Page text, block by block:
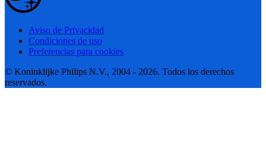
Aviso de Privacidad
Condiciones de uso
Preferencias para cookies
© Koninklijke Philips N.V., 2004 - 2026. Todos los derechos
reservados.